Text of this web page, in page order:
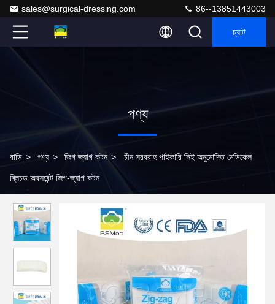
sales@surgical-dressing.com 86--13851443003
চ্যাট
পণ্য
বাড়ি > পণ্য > জিগ জ্যাগ কটন > চীন সরবরাহ পাইকারি সিই অনুমোদিত মেডিকেল
ব্লিচড অবসর্বেন্ট জিগ-জ্যাগ কটন